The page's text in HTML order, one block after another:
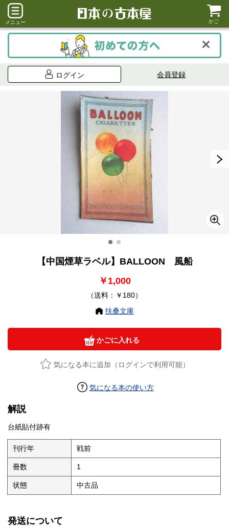
メニュー かご
ログイン 会員登録
【中国煙草ラベル】BALLOON 風船
￥1,000
（送料：￥180）
扶桑文庫
かごに入れる
気になる本に追加（ログインで利用可能）
気になる本の使い方
解説
台紙貼付跡有
刊行年 戦前
冊数 1
状態 中古品
発送について